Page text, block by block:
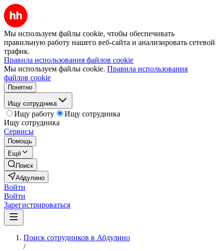
Мы используем файлы cookie, чтобы обеспечивать
правильную работу нашего веб-сайта и анализировать сетевой
трафик.
Правила использования файлов cookie
Мы используем файлы cookie. Правила использования
файлов cookie
Понятно
Ищу сотрудника
Ищу работу
Ищу сотрудника
Ищу сотрудника
Сервисы
Помощь
Ещё
Поиск
Абдулино
Войти
Войти
Зарегистрироваться
Поиск сотрудников в Абдулино
/